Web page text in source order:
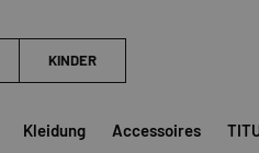
Kleidung Accessoires